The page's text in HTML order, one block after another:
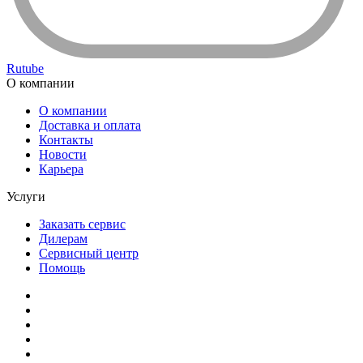
Rutube
О компании
О компании
Доставка и оплата
Контакты
Новости
Карьера
Услуги
Заказать сервис
Дилерам
Сервисный центр
Помощь